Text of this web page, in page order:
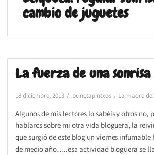
cambio de juguetes
La fuerza de una sonrisa
18 diciembre, 2013 peinetapintxos La madre
Algunos de mis lectores lo sabéis y otros no,
hablaros sobre mi otra vida bloguera, la
que surgió de este blog un viernes infumable
de medio año…..esa actividad bloguera se